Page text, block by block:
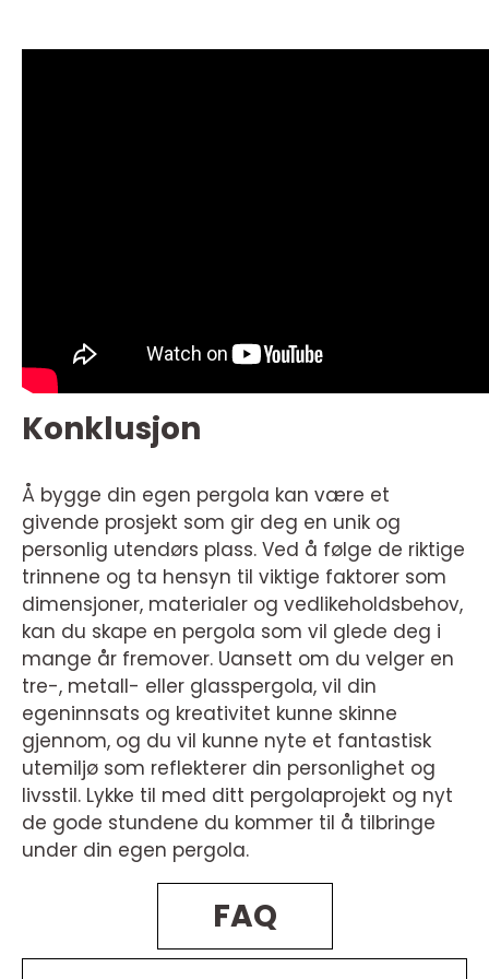
Konklusjon
Å bygge din egen pergola kan være et
givende prosjekt som gir deg en unik og
personlig utendørs plass. Ved å følge de riktige
trinnene og ta hensyn til viktige faktorer som
dimensjoner, materialer og vedlikeholdsbehov,
kan du skape en pergola som vil glede deg i
mange år fremover. Uansett om du velger en
tre-, metall- eller glasspergola, vil din
egeninnsats og kreativitet kunne skinne
gjennom, og du vil kunne nyte et fantastisk
utemiljø som reflekterer din personlighet og
livsstil. Lykke til med ditt pergolaprojekt og nyt
de gode stundene du kommer til å tilbringe
under din egen pergola.
FAQ